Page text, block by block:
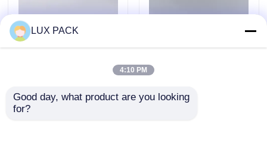
연락주세요
경우
24/37mm AS 반캡 화
LUX PACK
4:10 PM
Good day, what product are you looking
for?